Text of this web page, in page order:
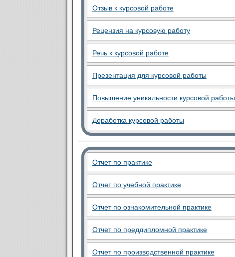
Отзыв к курсовой работе
Рецензия на курсовую работу
Речь к курсовой работе
Презентация для курсовой работы
Повышение уникальности курсовой работы
Доработка курсовой работы
Отчет по практике
Отчет по учебной практике
Отчет по ознакомительной практике
Отчет по преддипломной практике
Отчет по производственной практике